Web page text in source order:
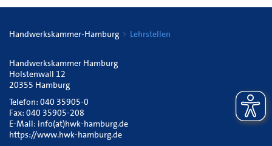
Handwerkskammer-Hamburg Lehrstellen
Handwerkskammer Hamburg
Holstenwall 12
20355 Hamburg
Telefon: 040 35905-0
Fax: 040 35905-208
E-Mail: info(at)hwk-hamburg.de
https://www.hwk-hamburg.de